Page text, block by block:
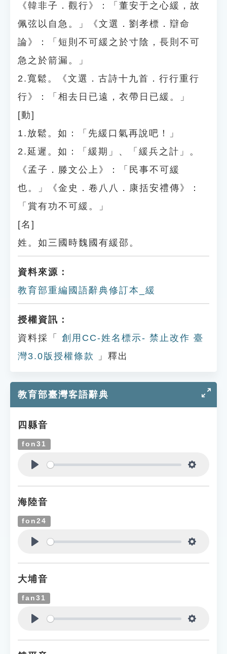
《韓非子．觀行》：「董安于之心緩，故
佩弦以自急。」《文選．劉孝標．辯命
論》：「短則不可緩之於寸陰，長則不可
急之於箭漏。」
2.寬鬆。《文選．古詩十九首．行行重行
行》：「相去日已遠，衣帶日已緩。」
[動]
1.放鬆。如：「先緩口氣再說吧！」
2.延遲。如：「緩期」、「緩兵之計」。
《孟子．滕文公上》：「民事不可緩
也。」《金史．卷八八．康括安禮傳》：
「賞有功不可緩。」
[名]
姓。如三國時魏國有緩邵。
資料來源：
教育部重編國語辭典修訂本_緩
授權資訊：
資料採「
創用CC-姓名標示- 禁止改作 臺
灣3.0版授權條款
」釋出
教育部臺灣客語辭典
四縣音
fon31
海陸音
fon24
大埔音
fan31